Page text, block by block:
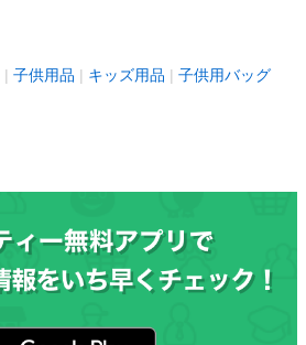
子供用品 キッズ用品 子供用バッグ